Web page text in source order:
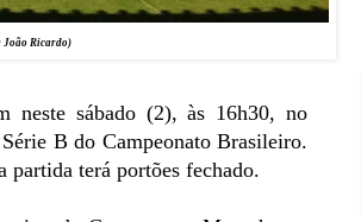
João Ricardo)
neste sábado (2), às 16h30, no
B do Campeonato Brasileiro.
partida terá portões fechado.